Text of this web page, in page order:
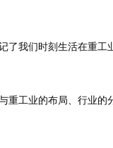
了我们时刻生活在重
重工业的布局、行业